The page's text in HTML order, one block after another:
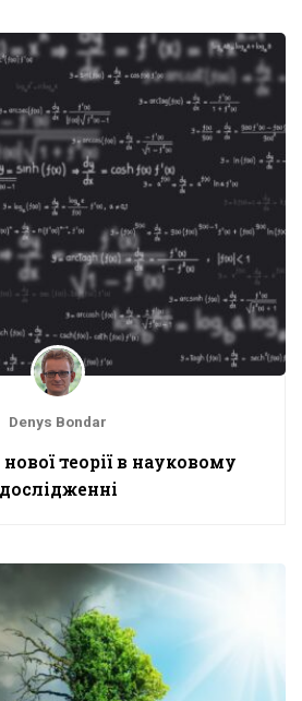
Denys Bondar
теорії в науковому
дослідженні